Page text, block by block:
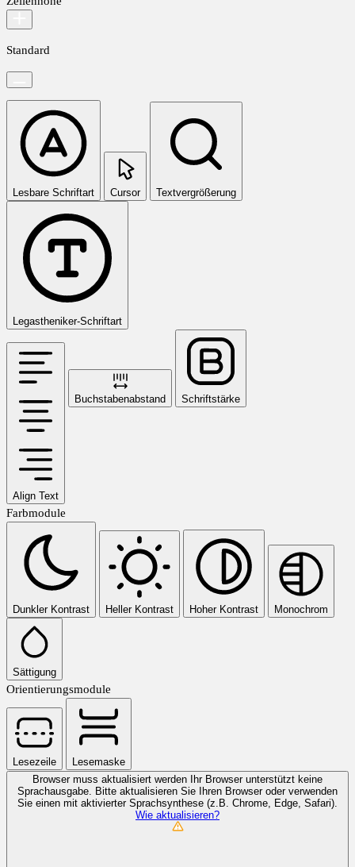
Standard
Lesbare Schriftart Cursor Textvergrößerung
Legastheniker-Schriftart
Align Text
Buchstabenabstand Schriftstärke
Farbmodule
Dunkler Kontrast Heller Kontrast Hoher Kontrast Monochrom
Sättigung
Orientierungsmodule
Lesezeile
Lesemaske
Browser muss aktualisiert werden
Ihr Browser unterstützt keine
Sprachausgabe. Bitte aktualisieren Sie Ihren Browser oder verwenden
Sie einen mit aktivierter Sprachsynthese (z.B. Chrome, Edge, Safari).
Wie aktualisieren?